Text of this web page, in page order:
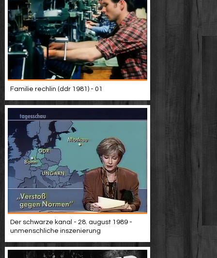
Familie rechlin (ddr 1981) - 01
Der schwarze kanal - 28. august 1989 -
unmenschliche inszenierung